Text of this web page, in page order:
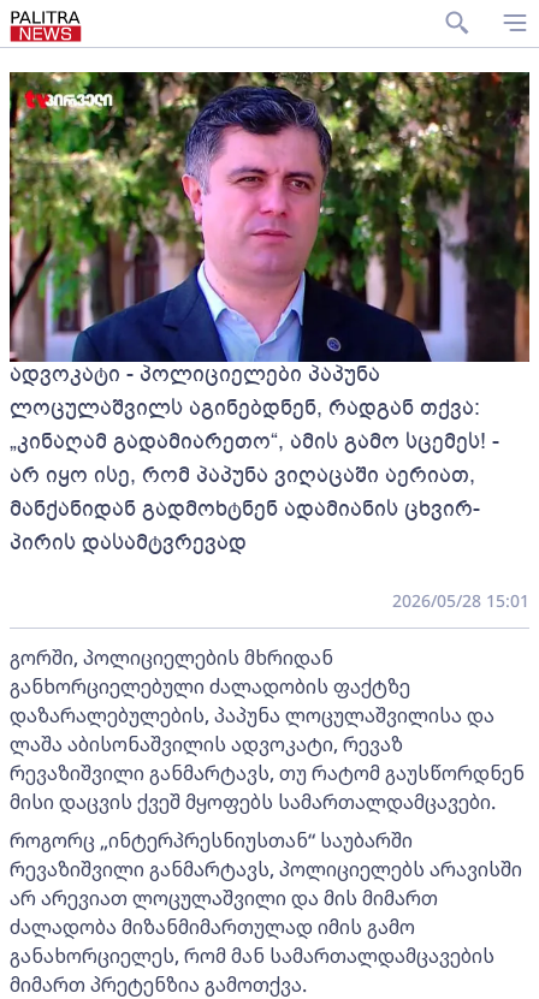
ადვოკატი - პოლიციელები პაპუნა
ლოცულაშვილს აგინებდნენ, რადგან თქვა:
„კინაღამ გადამიარეთო“, ამის გამო სცემეს! -
არ იყო ისე, რომ პაპუნა ვიღაცაში აერიათ,
მანქანიდან გადმოხტნენ ადამიანის ცხვირ-
პირის დასამტვრევად
2026/05/28 15:01
გორში, პოლიციელების მხრიდან
განხორციელებული ძალადობის ფაქტზე
დაზარალებულების, პაპუნა ლოცულაშვილისა და
ლაშა აბისონაშვილის ადვოკატი, რევაზ
რევაზიშვილი განმარტავს, თუ რატომ გაუსწორდნენ
მისი დაცვის ქვეშ მყოფებს სამართალდამცავები.
როგორც „ინტერპრესნიუსთან“ საუბარში
რევაზიშვილი განმარტავს, პოლიციელებს არავისში
არ არევიათ ლოცულაშვილი და მის მიმართ
ძალადობა მიზანმიმართულად იმის გამო
განახორციელეს, რომ მან სამართალდამცავების
მიმართ პრეტენზია გამოთქვა.